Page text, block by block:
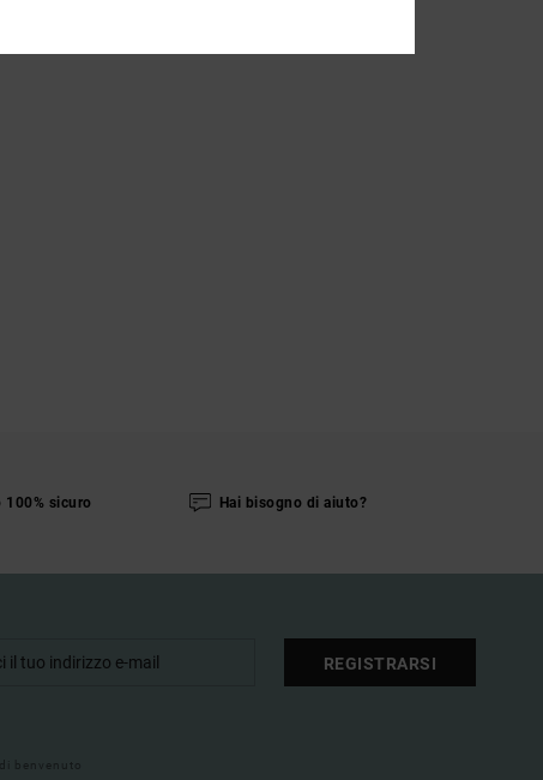
100% sicuro Hai bisogno di aiuto?
REGISTRARSI
benvenuto